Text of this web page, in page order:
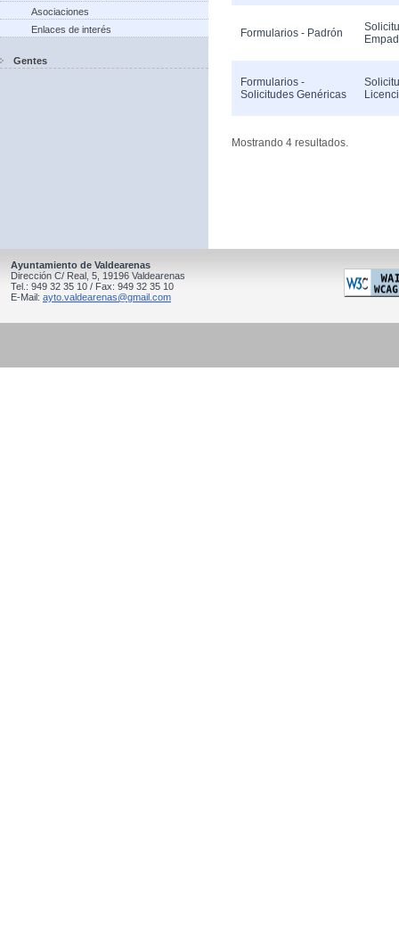
Asociaciones
Enlaces de interés
Gentes
Formularios - Padrón
Formularios -
Solicitudes Genéricas
Mostrando 4 resultados.
Ayuntamiento de Valdearenas
Dirección C/ Real, 5, 19196 Valdearenas
Tel.: 949 32 35 10 / Fax: 949 32 35 10
E-Mail: ayto.valdearenas@gmail.com